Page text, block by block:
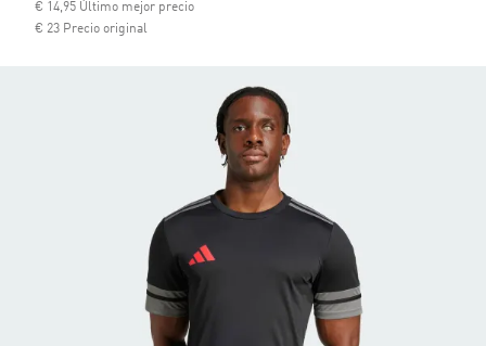
€ 14,95 Último mejor precio
€ 23 Precio original